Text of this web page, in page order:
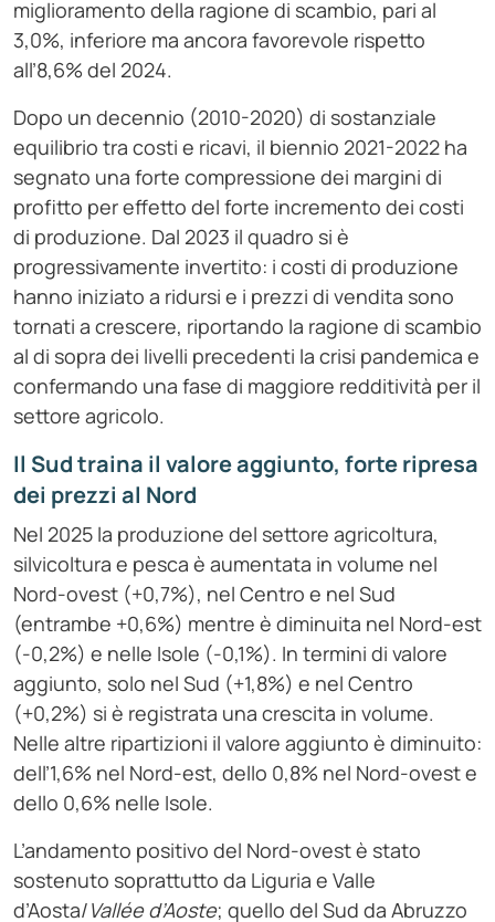
miglioramento della ragione di scambio, pari al
3,0%, inferiore ma ancora favorevole rispetto
all’8,6% del 2024.
Dopo un decennio (2010-2020) di sostanziale
equilibrio tra costi e ricavi, il biennio 2021-2022 ha
segnato una forte compressione dei margini di
profitto per effetto del forte incremento dei costi
di produzione. Dal 2023 il quadro si è
progressivamente invertito: i costi di produzione
hanno iniziato a ridursi e i prezzi di vendita sono
tornati a crescere, riportando la ragione di scambio
al di sopra dei livelli precedenti la crisi pandemica e
confermando una fase di maggiore redditività per il
settore agricolo.
Il Sud traina il valore aggiunto, forte ripresa
dei prezzi al Nord
Nel 2025 la produzione del settore agricoltura,
silvicoltura e pesca è aumentata in volume nel
Nord-ovest (+0,7%), nel Centro e nel Sud
(entrambe +0,6%) mentre è diminuita nel Nord-est
(-0,2%) e nelle Isole (-0,1%). In termini di valore
aggiunto, solo nel Sud (+1,8%) e nel Centro
(+0,2%) si è registrata una crescita in volume.
Nelle altre ripartizioni il valore aggiunto è diminuito:
dell’1,6% nel Nord-est, dello 0,8% nel Nord-ovest e
dello 0,6% nelle Isole.
L’andamento positivo del Nord-ovest è stato
sostenuto soprattutto da Liguria e Valle
d’Aosta/Vallée d’Aoste; quello del Sud da Abruzzo